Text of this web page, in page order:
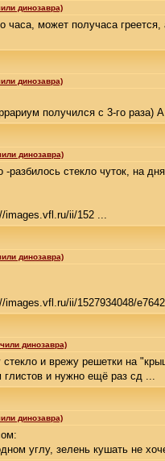
динозавра)
часа, может получаса
динозавра)
получился с 3-го
динозавра)
-разбилось стекло чуток, на
images.vfl.ru/ii/152 ...
динозавра)
ii/1527934048/
динозавра)
и врежу решетки на
глистов и нужно ещё раз сд ...
динозавра)
углу, зелень кушать не